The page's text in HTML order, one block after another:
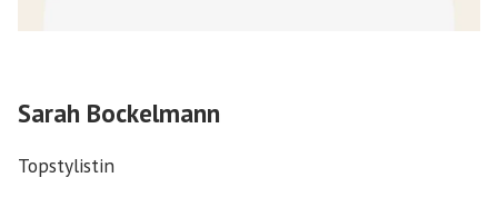
Sarah Bockelmann
Topstylistin